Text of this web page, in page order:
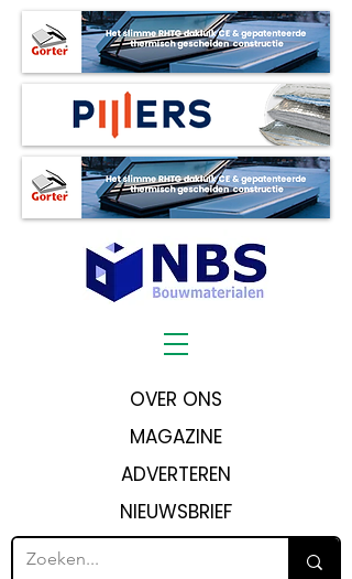
OVER ONS
MAGAZINE
ADVERTEREN
NIEUWSBRIEF